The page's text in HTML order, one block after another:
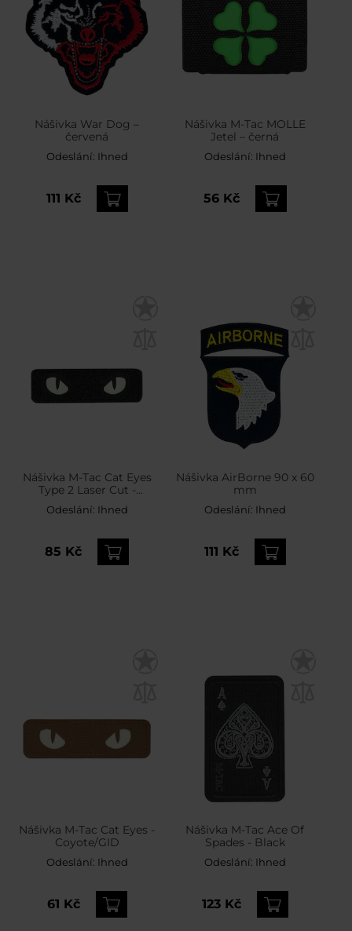
Nášivka War Dog –
červená
Odeslání: Ihned
111 Kč
Nášivka M-Tac MOLLE
Jetel – černá
Odeslání: Ihned
56 Kč
Nášivka M-Tac Cat Eyes
Type 2 Laser Cut -
Black/GID
Odeslání: Ihned
85 Kč
Nášivka AirBorne 90 x 60
mm
Odeslání: Ihned
111 Kč
Nášivka M-Tac Cat Eyes -
Coyote/GID
Odeslání: Ihned
61 Kč
Nášivka M-Tac Ace Of
Spades - Black
Odeslání: Ihned
123 Kč